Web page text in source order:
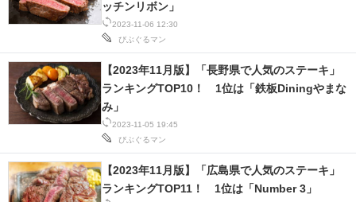
2023-11-06 12:30
びぶぐるマン
ッチンリボン」
2023-11-05 19:45
びぶぐるマン
【2023年11月版】「長野県で人気のステーキ」
ランキングTOP10！ 1位は「鉄板Diningやまな
み」
【2023年11月版】「広島県で人気のステーキ」
ランキングTOP11！ 1位は「Number 3」